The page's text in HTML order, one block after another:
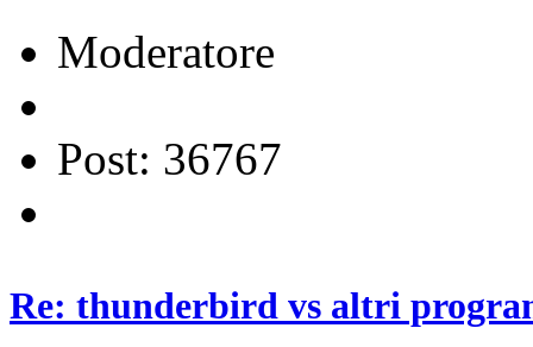
Moderatore
Post: 36767
Re: thunderbird vs altri